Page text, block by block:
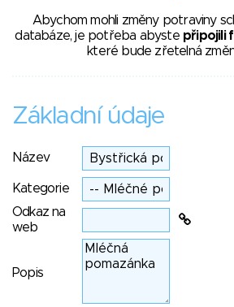
Abychom mohli změny potraviny
databáze, je potřeba abyste připojili
které bude zřetelná
Základní údaje
Název
Kategorie
Odkaz na
web
Popis